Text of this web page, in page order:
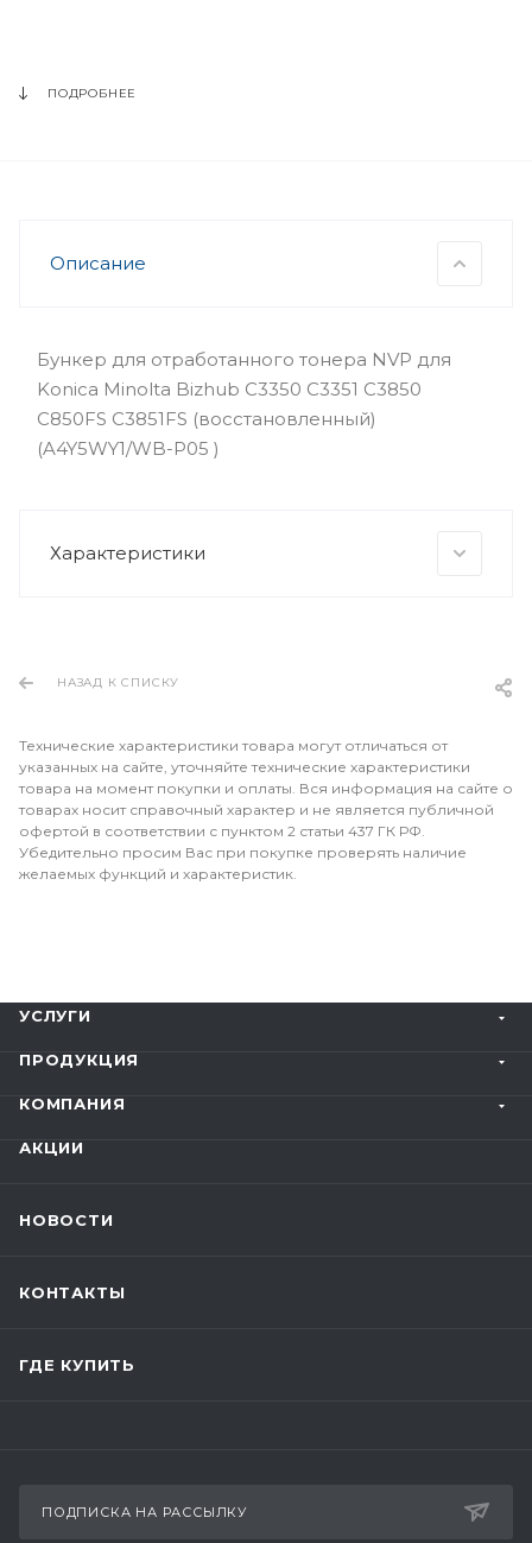
ПОДРОБНЕЕ
Описание
Бункер для отработанного тонера NVP для
Konica Minolta Bizhub C3350 C3351 C3850
С850FS С3851FS (восстановленный)
(A4Y5WY1/WB-P05 )
Характеристики
НАЗАД К СПИСКУ
Технические характеристики товара могут отличаться от
указанных на сайте, уточняйте технические характеристики
товара на момент покупки и оплаты. Вся информация на сайте о
товарах носит справочный характер и не является публичной
офертой в соответствии с пунктом 2 статьи 437 ГК РФ.
Убедительно просим Вас при покупке проверять наличие
желаемых функций и характеристик.
УСЛУГИ
ПРОДУКЦИЯ
КОМПАНИЯ
АКЦИИ
НОВОСТИ
КОНТАКТЫ
ГДЕ КУПИТЬ
ПОДПИСКА НА РАССЫЛКУ